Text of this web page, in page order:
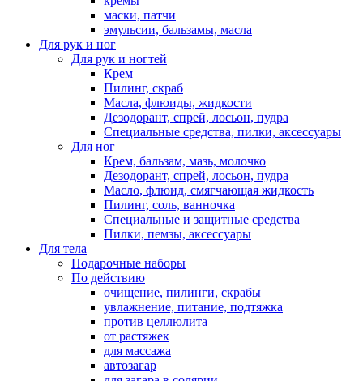
маски, патчи
эмульсии, бальзамы, масла
Для рук и ног
Для рук и ногтей
Крем
Пилинг, скраб
Масла, флюиды, жидкости
Дезодорант, спрей, лосьон, пудра
Специальные средства, пилки, аксессуары
Для ног
Крем, бальзам, мазь, молочко
Дезодорант, спрей, лосьон, пудра
Масло, флюид, смягчающая жидкость
Пилинг, соль, ванночка
Специальные и защитные средства
Пилки, пемзы, аксессуары
Для тела
Подарочные наборы
По действию
очищение, пилинги, скрабы
увлажнение, питание, подтяжка
против целлюлита
от растяжек
для массажа
автозагар